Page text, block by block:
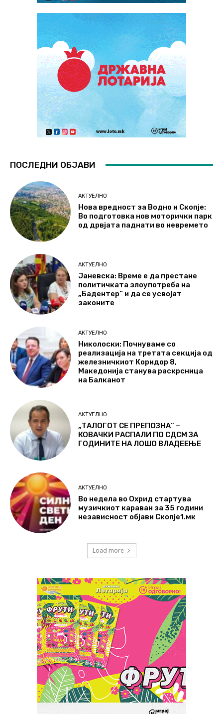
ПОСЛЕДНИ ОБЈАВИ
АКТУЕЛНО
Нова вредност за Водно и Скопје:
Во подготовка нов моторички парк
од дрвјата паднати во невремето
АКТУЕЛНО
Јаневска: Време е да престане
политичката злоупотреба на
„Бадентер“ и да се усвојат
законите
АКТУЕЛНО
Николоски: Почнуваме со
реализација на третата секција од
железничкиот Коридор 8,
Македонија станува раскрсница
на Балканот
АКТУЕЛНО
„ТАЛОГОТ СЕ ПРЕПОЗНА“ –
КОВАЧКИ РАСПАЛИ ПО СДСМ ЗА
ГОДИНИТЕ НА ЛОШО ВЛАДЕЕЊЕ
АКТУЕЛНО
Во недела во Охрид стартува
музичкиот караван за 35 години
независност објави Скопје1.мк
Load more